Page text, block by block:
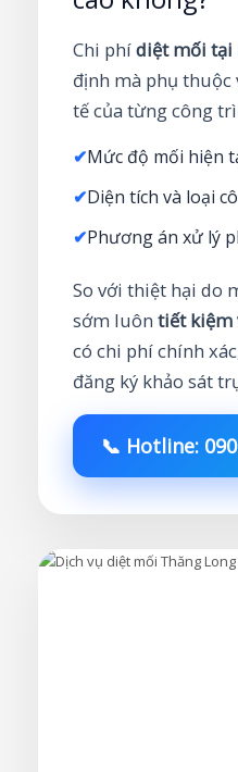
Chi phídiệt mối tại
định mà phụ
tế của từng công
✔Mức độ mối hiện
✔Diện tích và loại
✔Phương án xử lý
So với thiệt hại do
sớm luôn tiết kiệm
có chi phí chính
đăng ký khảo sát
📞 Hotline: